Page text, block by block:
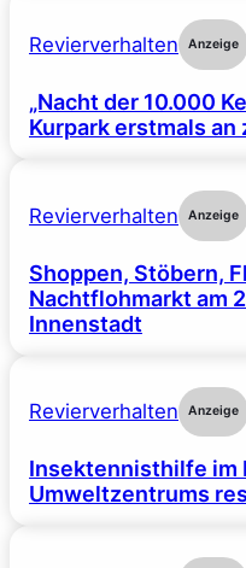
Revierverhalten Anzeige
„Nacht der 10.000
Kurpark erstmals an
Revierverhalten Anzeige
Shoppen, Stöbern,
Nachtflohmarkt am
Innenstadt
Revierverhalten Anzeige
Insektennisthilfe im
Umweltzentrums